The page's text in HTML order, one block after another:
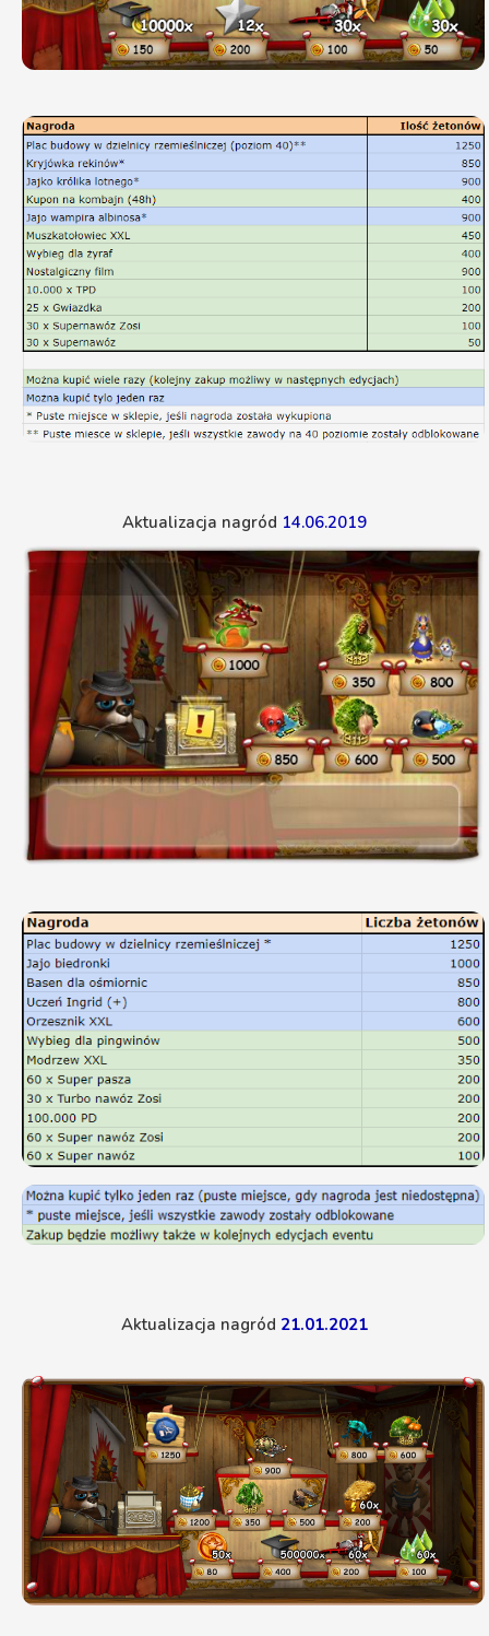
Aktualizacja nagród 14.06.2019
Aktualizacja nagród 21.01.2021